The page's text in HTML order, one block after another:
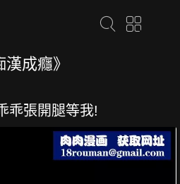
漢成癮》
乖張開腿等我!